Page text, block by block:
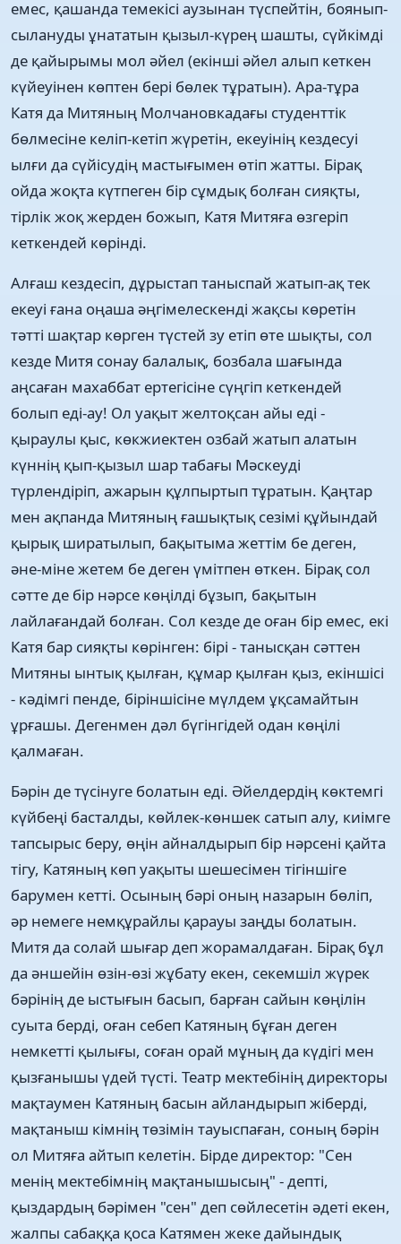
емес, қашанда темекісі аузынан түспейтін, боянып-
сылануды ұнататын қызыл-күрең шашты, сүйкімді
де қайырымы мол әйел (екінші әйел алып кеткен
күйеуінен көптен бері бөлек тұратын). Ара-тұра
Катя да Митяның Молчановкадағы студенттік
бөлмесіне келіп-кетіп жүретін, екеуінің кездесуі
ылғи да сүйісудің мастығымен өтіп жатты. Бірақ
ойда жоқта күтпеген бір сұмдық болған сияқты,
тірлік жоқ жерден божып, Катя Митяға өзгеріп
кеткендей көрінді.
Алғаш кездесіп, дұрыстап таныспай жатып-ақ тек
екеуі ғана оңаша әңгімелескенді жақсы көретін
тәтті шақтар көрген түстей зу етіп өте шықты, сол
кезде Митя сонау балалық, бозбала шағында
аңсаған махаббат ертегісіне сүңгіп кеткендей
болып еді-ау! Ол уақыт желтоқсан айы еді -
қыраулы қыс, көкжиектен озбай жатып алатын
күннің қып-қызыл шар табағы Мәскеуді
түрлендіріп, ажарын құлпыртып тұратын. Қаңтар
мен ақпанда Митяның ғашықтық сезімі құйындай
қырық ширатылып, бақытыма жеттім бе деген,
әне-міне жетем бе деген үмітпен өткен. Бірақ сол
сәтте де бір нәрсе көңілді бұзып, бақытын
лайлағандай болған. Сол кезде де оған бір емес, екі
Катя бар сияқты көрінген: бірі - танысқан сәттен
Митяны ынтық қылған, құмар қылған қыз, екіншісі
- кәдімгі пенде, біріншісіне мүлдем ұқсамайтын
ұрғашы. Дегенмен дәл бүгінгідей одан көңілі
қалмаған.
Бәрін де түсінуге болатын еді. Әйелдердің көктемгі
күйбеңі басталды, көйлек-көншек сатып алу, киімге
тапсырыс беру, өңін айналдырып бір нәрсені қайта
тігу, Катяның көп уақыты шешесімен тігіншіге
барумен кетті. Осының бәрі оның назарын бөліп,
әр немеге немқұрайлы қарауы заңды болатын.
Митя да солай шығар деп жорамалдаған. Бірақ бұл
да әншейін өзін-өзі жұбату екен, секемшіл жүрек
бәрінің де ыстығын басып, барған сайын көңілін
суыта берді, оған себеп Катяның бұған деген
немкетті қылығы, соған орай мұның да күдігі мен
қызғанышы үдей түсті. Театр мектебінің директоры
мақтаумен Катяның басын айландырып жіберді,
мақтаныш кімнің төзімін тауыспаған, соның бәрін
ол Митяға айтып келетін. Бірде директор: "Сен
менің мектебімнің мақтанышысың" - депті,
қыздардың бәрімен "сен" деп сөйлесетін әдеті екен,
жалпы сабаққа қоса Катямен жеке дайындық